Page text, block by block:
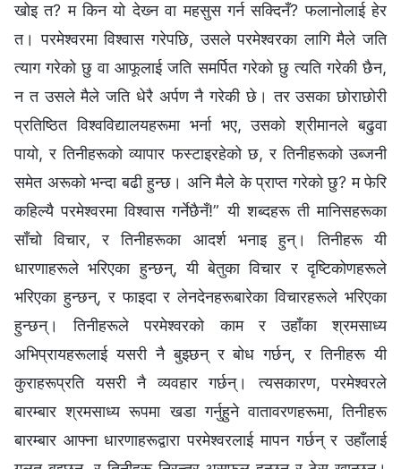
खोइ त? म किन यो देख्‍न वा महसुस गर्न सक्दिनँ? फलानोलाई हेर
त। परमेश्‍वरमा विश्‍वास गरेपछि, उसले परमेश्‍वरका लागि मैले जति
त्याग गरेको छु वा आफूलाई जति समर्पित गरेको छु त्यति गरेकी छैन,
न त उसले मैले जति धेरै अर्पण नै गरेकी छे। तर उसका छोराछोरी
प्रतिष्ठित विश्‍वविद्यालयहरूमा भर्ना भए, उसको श्रीमानले बढुवा
पायो, र तिनीहरूको व्यापार फस्टाइरहेको छ, र तिनीहरूको उब्जनी
समेत अरूको भन्दा बढी हुन्छ। अनि मैले के प्राप्त गरेको छु? म फेरि
कहिल्यै परमेश्‍वरमा विश्‍वास गर्नेछैनँ!” यी शब्दहरू ती मानिसहरूका
साँचो विचार, र तिनीहरूका आदर्श भनाइ हुन्। तिनीहरू यी
धारणाहरूले भरिएका हुन्छन्, यी बेतुका विचार र दृष्टिकोणहरूले
भरिएका हुन्छन्, र फाइदा र लेनदेनहरूबारेका विचारहरूले भरिएका
हुन्छन्। तिनीहरूले परमेश्‍वरको काम र उहाँका श्रमसाध्य
अभिप्रायहरूलाई यसरी नै बुझ्छन् र बोध गर्छन्, र तिनीहरू यी
कुराहरूप्रति यसरी नै व्यवहार गर्छन्। त्यसकारण, परमेश्‍वरले
बारम्बार श्रमसाध्य रूपमा खडा गर्नुहुने वातावरणहरूमा, तिनीहरू
बारम्बार आफ्ना धारणाहरूद्वारा परमेश्‍वरलाई मापन गर्छन् र उहाँलाई